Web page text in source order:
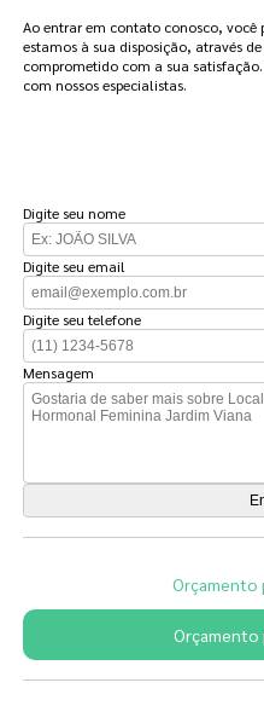
Ao entrar em contato conosco, você
estamos à sua disposição, através
comprometido com a sua
com nossos especialistas.
Digite seu nome
Digite seu email
Digite seu telefone
Mensagem
Orçamento
Orçamento